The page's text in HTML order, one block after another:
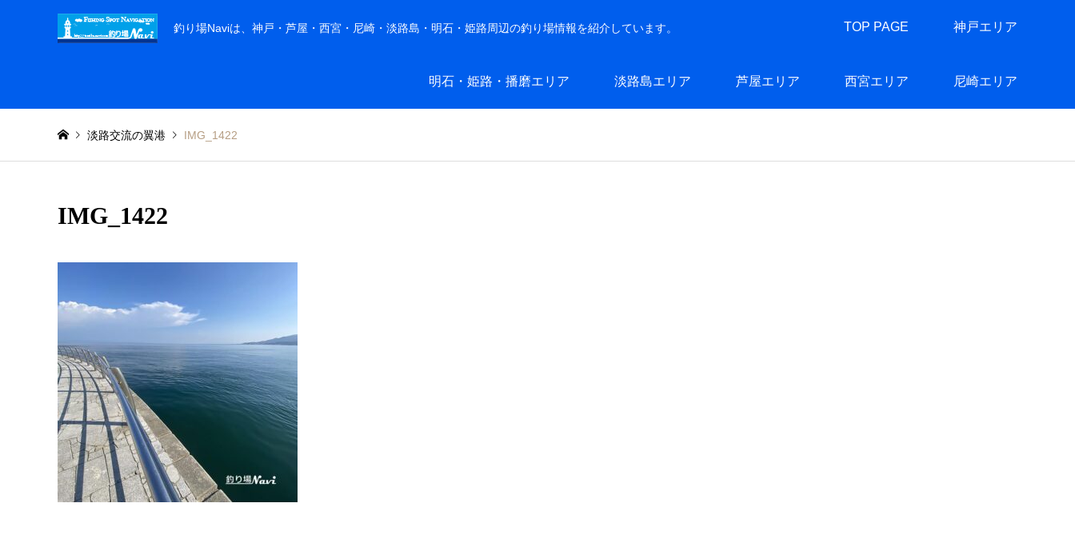
釣り場Naviは、神戸・芦屋・西宮・尼崎・淡路島・明石・姫路周辺の釣り場情報を紹介しています。 TOP PAGE 神戸エリア
明石・姫路・播磨エリア 淡路島エリア 芦屋エリア 西宮エリア 尼崎エリア
淡路交流の翼港 IMG_1422
IMG_1422